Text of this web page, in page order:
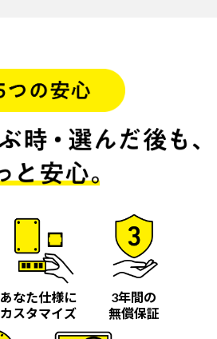
あなた仕様に
カスタマイズ
3年間の
無償保証